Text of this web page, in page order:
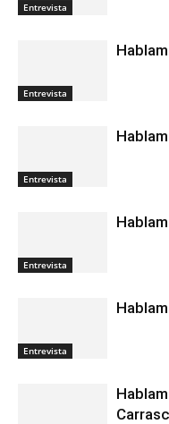
Entrevista
Entrevista
Entrevista
Entrevista
Entrevista